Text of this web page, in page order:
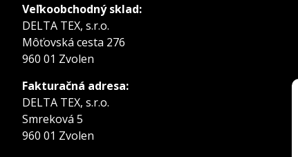
Veľkoobchodný sklad:
DELTA TEX, s.r.o.
Môťovská cesta 276
960 01 Zvolen
Fakturačná adresa:
DELTA TEX, s.r.o.
Smreková 5
960 01 Zvolen